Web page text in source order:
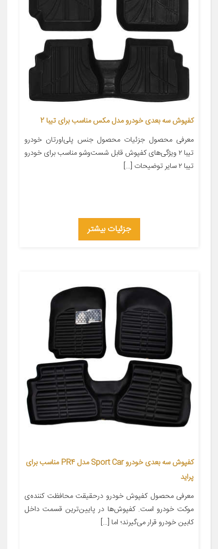
کفپوش سه بعدی خودرو مدل مکس مناسب برای تیبا 2
معرفی محصول جزئیات محصول جنس پلی‌اورتان خودرو
تیبا ۲ ویژگی‌های کفپوش قابل شست‌وشو مناسب برای خودرو
تیبا ۲ سایر توضیحات […]
جزئیات بیشتر
کفپوش سه بعدی خودرو Sport Car مدل PR4 مناسب برای
پراید
معرفی محصول کفپوش خودرو درحقیقت محافظت کننده‌ی
موکت خودرو است. کفپوش‌ها در پایین‌ترین قسمت داخل
کابین خودرو قرار می‌گیرند؛ اما […]